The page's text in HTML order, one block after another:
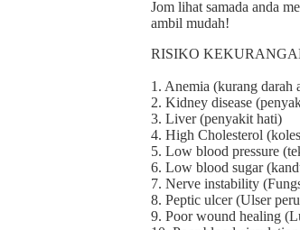
Jom lihat samada anda
ambil mudah!
RISIKO
1. Anemia (kurang darah
2. Kidney disease
3. Liver (penyakit hati)
4. High Cholesterol (ko
5. Low blood pressure
6. Low blood sugar
7. Nerve instability
8. Peptic ulcer (Ulser
9. Poor wound healing